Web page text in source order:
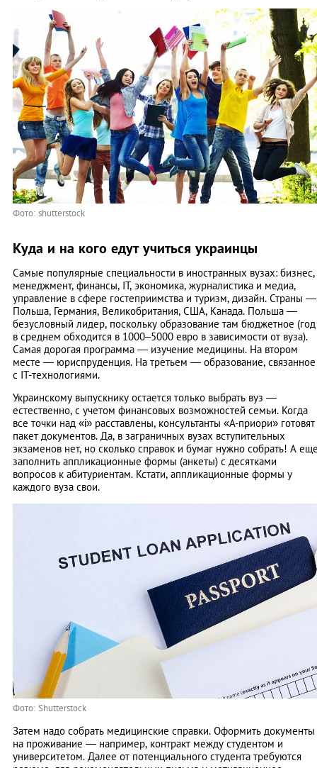
Фото: shutterstock
Куда и на кого едут учиться украинцы
Самые популярные специальности в иностранных вузах: бизнес,
менеджмент, финансы, IT, экономика, журналистика и медиа,
управление в сфере гостеприимства и туризм, дизайн. Страны —
Польша, Германия, Великобритания, США, Канада. Польша —
безусловный лидер, поскольку образование там бюджетное (год
в среднем обходится в 1000–5000 евро в зависимости от вуза).
Самая дорогая программа — изучение медицины. На втором
месте — юриспруденция. На третьем — образование, связанное
с IT-технологиями.
Украинскому выпускнику остается только выбрать вуз —
естественно, с учетом финансовых возможностей семьи. Когда
все точки над «і» расставлены, консультанты «А-приори» готовят
пакет документов. Да, в заграничных вузах вступительных
экзаменов нет, но сколько справок и бумаг нужно собрать! А
заполнить аппликационные формы (анкеты) с десятками
вопросов к абитуриентам. Кстати, аппликационные формы у
каждого вуза свои.
Фото: Shutterstock
Затем надо собрать медицинские справки. Оформить документы
на проживание — например, контракт между студентом и
университетом. Далее от потенциального студента требуются